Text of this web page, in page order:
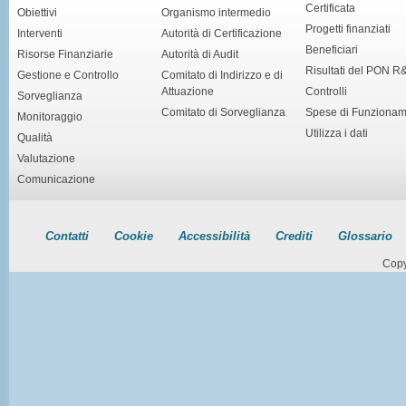
Obiettivi
Interventi
Risorse Finanziarie
Gestione e Controllo
Sorveglianza
Monitoraggio
Qualità
Valutazione
Comunicazione
Organismo intermedio
Autorità di Certificazione
Autorità di Audit
Comitato di Indirizzo e di
Attuazione
Comitato di Sorveglianza
Certificata
Progetti finanziati
Beneficiari
Risultati del PON
Controlli
Spese di
Utilizza i dati
Contatti Cookie Accessibilità Crediti Glossario